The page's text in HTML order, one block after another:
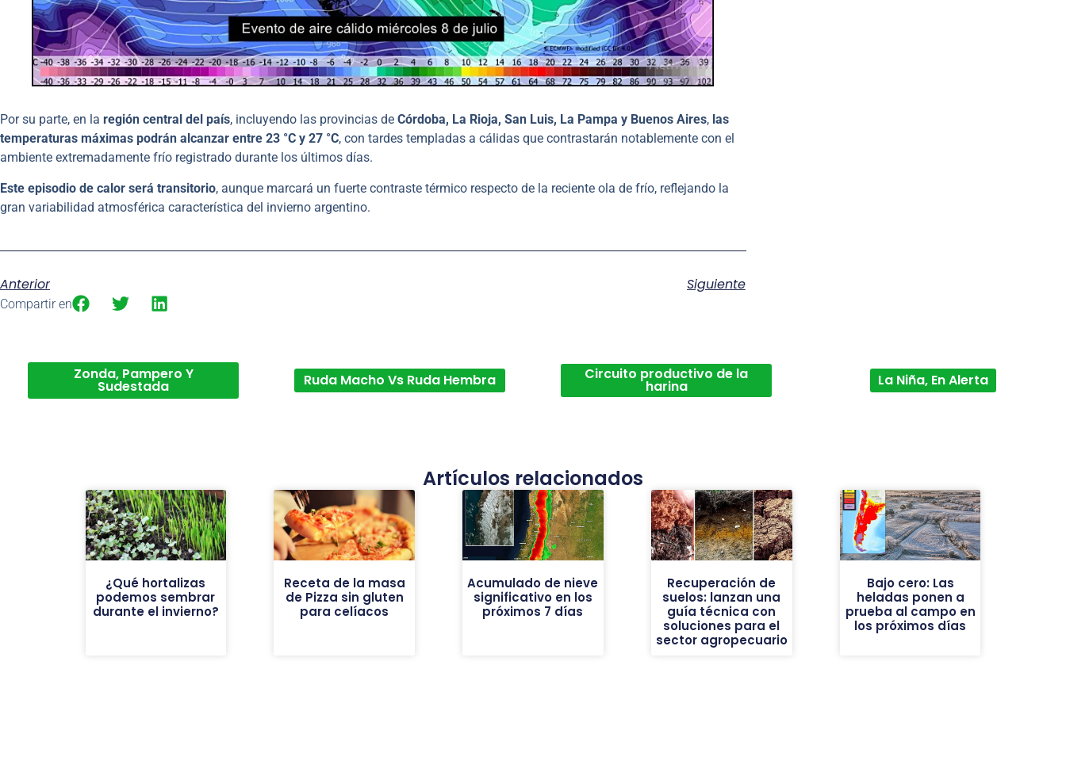
Por su parte, en la región central del país, incluyendo las provincias de Córdoba, La Rioja, San Luis, La Pampa y Buenos Aires, las
temperaturas máximas podrán alcanzar entre 23 °C y 27 °C, con tardes templadas a cálidas que contrastarán notablemente con el
ambiente extremadamente frío registrado durante los últimos días.
Este episodio de calor será transitorio, aunque marcará un fuerte contraste térmico respecto de la reciente ola de frío, reflejando la
gran variabilidad atmosférica característica del invierno argentino.
Anterior Siguiente
Compartir en
Zonda, Pampero Y
Sudestada Ruda Macho Vs Ruda Hembra Circuito productivo de la
harina La Niña, En Alerta
Artículos relacionados
¿Qué hortalizas
podemos sembrar
durante el invierno?
Receta de la masa
de Pizza sin gluten
para celíacos
Acumulado de nieve
significativo en los
próximos 7 días
Recuperación de
suelos: lanzan una
guía técnica con
soluciones para el
sector agropecuario
Bajo cero: Las
heladas ponen a
prueba al campo en
los próximos días